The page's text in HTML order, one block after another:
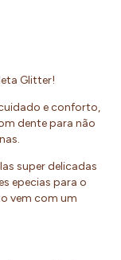
Glitter!
e conforto,
dente para não
super delicadas
epecias para o
vem com um